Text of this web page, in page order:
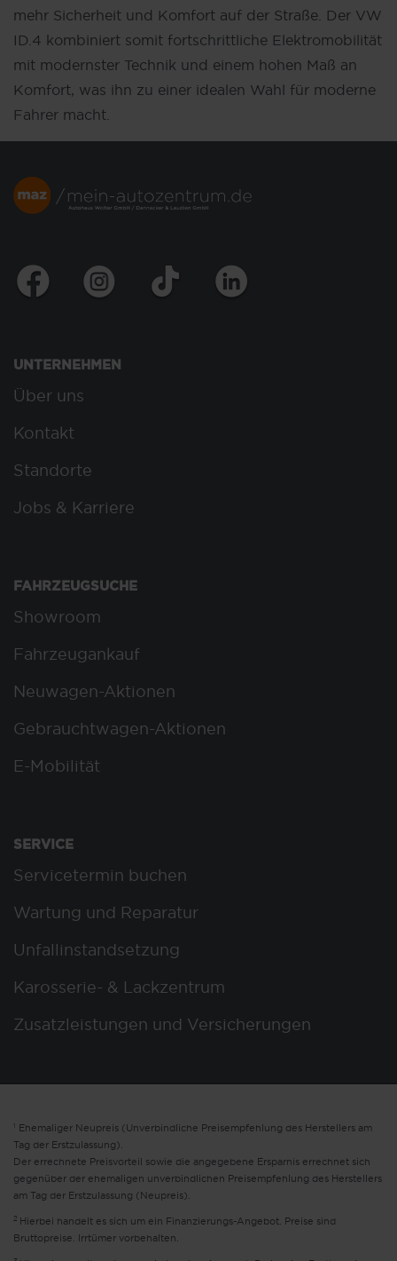
mehr Sicherheit und Komfort auf der Straße. Der VW
ID.4 kombiniert somit fortschrittliche Elektromobilität
mit modernster Technik und einem hohen Maß an
Komfort, was ihn zu einer idealen Wahl für moderne
Fahrer macht.
UNTERNEHMEN
Über uns
Kontakt
Standorte
Jobs & Karriere
FAHRZEUGSUCHE
Showroom
Fahrzeugankauf
Neuwagen-Aktionen
Gebrauchtwagen-Aktionen
E-Mobilität
SERVICE
Servicetermin buchen
Wartung und Reparatur
Unfallinstandsetzung
Karosserie- & Lackzentrum
Zusatzleistungen und Versicherungen
1 Ehemaliger Neupreis (Unverbindliche Preisempfehlung des Herstellers am
Tag der Erstzulassung).
Der errechnete Preisvorteil sowie die angegebene Ersparnis errechnet sich
gegenüber der ehemaligen unverbindlichen Preisempfehlung des Herstellers
am Tag der Erstzulassung (Neupreis).
2 Hierbei handelt es sich um ein Finanzierungs-Angebot. Preise sind
Bruttopreise. Irrtümer vorbehalten.